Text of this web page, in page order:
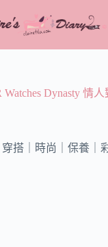
Dynasty 情
穿搭｜時尚｜保養｜